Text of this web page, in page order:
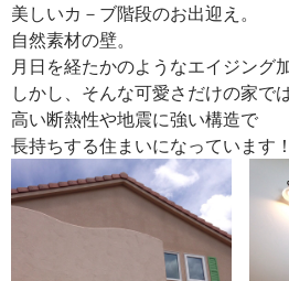
美しいカ－ブ階段のお出迎え。
自然素材の壁。
月日を経たかのようなエイジング加
しかし、そんな可愛さだけの家で
高い断熱性や地震に強い構造で
長持ちする住まいになっています！